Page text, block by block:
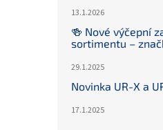
13.1.2026
🍻 Nové výčepní
sortimentu –
29.1.2025
Novinka UR-X a
17.1.2025